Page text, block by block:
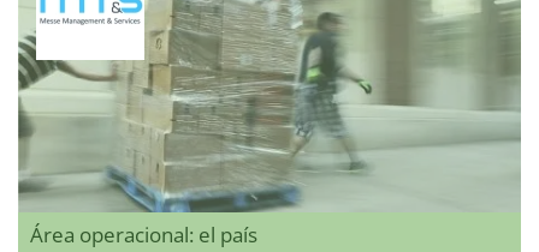
Área operacional: el país